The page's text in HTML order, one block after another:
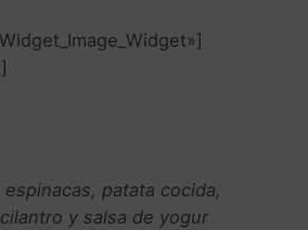
patata cocida,
y salsa de yogur